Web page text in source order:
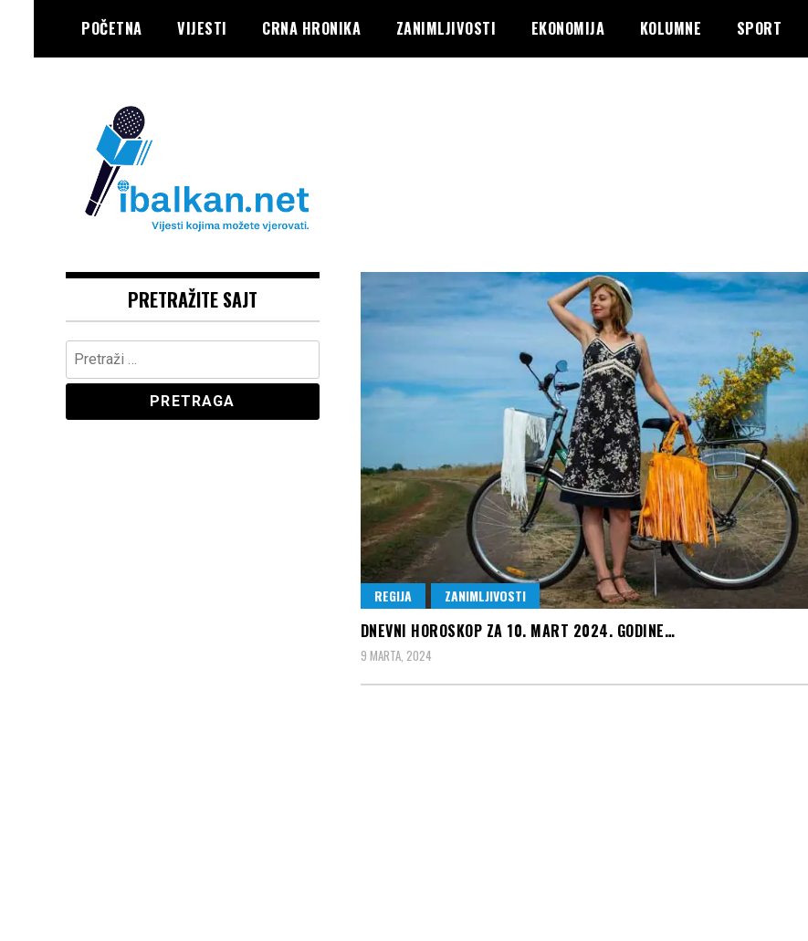
content
POČETNA VIJESTI CRNA HRONIKA ZANIMLJIVOSTI EKONOMIJA KOLUMNE SPORT
IBALKAN
REGIJA ZANIMLJIVOSTI
DNEVNI HOROSKOP ZA 10. MART 2024. GODINE…
9 MARTA, 2024
PRETRAŽITE SAJT
Pretraga: